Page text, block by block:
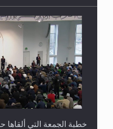
خطبة الجمعة التي ألقاها